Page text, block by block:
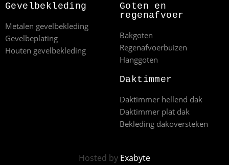
Gevelbekleding
Metalen gevelbekleding
Gevelbeplating
Houten gevelbekleding
Goten en
regenafvoer
Bakgoten
Regenafvoerbuizen
Hanggoten
Daktimmer
Daktimmer hellend dak
Daktimmer plat dak
Bekleding dakoversteken
Hosted by Exabyte